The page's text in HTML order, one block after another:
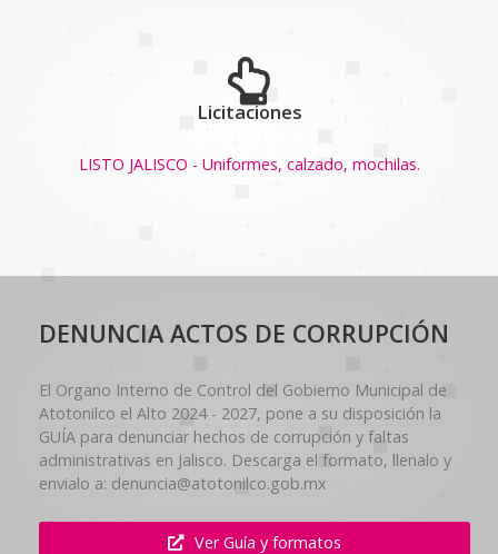
Licitaciones
LISTO JALISCO - Uniformes, calzado, mochilas.
DENUNCIA ACTOS DE CORRUPCIÓN
El Organo Interno de Control del Gobierno Municipal de
Atotonilco el Alto 2024 - 2027, pone a su disposición la
GUÍA para denunciar hechos de corrupción y faltas
administrativas en Jalisco. Descarga el formato, llenalo y
envialo a: denuncia@atotonilco.gob.mx
Ver Guía y formatos